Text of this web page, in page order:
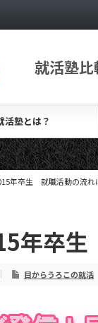
就活塾
活塾とは？
年卒生 就職活動の流れ
卒生
目からうろこの就活